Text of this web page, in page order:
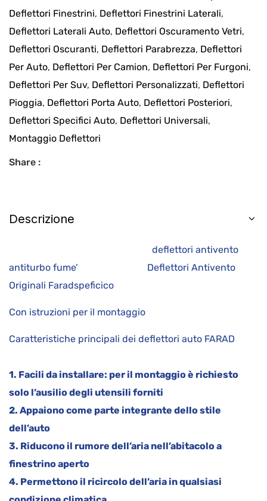
Deflettori Finestrini, Deflettori Finestrini Laterali,
Deflettori Laterali Auto, Deflettori Oscuramento Vetri,
Deflettori Oscuranti, Deflettori Parabrezza, Deflettori
Per Auto, Deflettori Per Camion, Deflettori Per Furgoni,
Deflettori Per Suv, Deflettori Personalizzati, Deflettori
Pioggia, Deflettori Porta Auto, Deflettori Posteriori,
Deflettori Specifici Auto, Deflettori Universali,
Montaggio Deflettori
Share :
Descrizione
deflettori antivento
antiturbo fume’ Deflettori Antivento
Originali Faradspeficico
Con istruzioni per il montaggio
Caratteristiche principali dei deflettori auto FARAD
1. Facili da installare: per il montaggio è richiesto
solo l’ausilio degli utensili forniti
2. Appaiono come parte integrante dello stile
dell’auto
3. Riducono il rumore dell’aria nell’abitacolo a
finestrino aperto
4. Permettono il ricircolo dell’aria in qualsiasi